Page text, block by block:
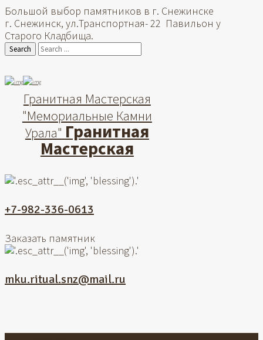
Большой выбор памятников в г. Снежинске
г. Снежинск, ул.Транспортная- 22 Павильон у
Старого Кладбища.
Search
Гранитная Мастерская
"Мемориальные Камни
Урала" Гранитная
Мастерская
+7-982-336-0613
Заказать памятник
mku.ritual.snz@mail.ru